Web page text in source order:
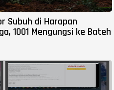
Subuh di Harapan
1001 Mengungsi ke Bateh